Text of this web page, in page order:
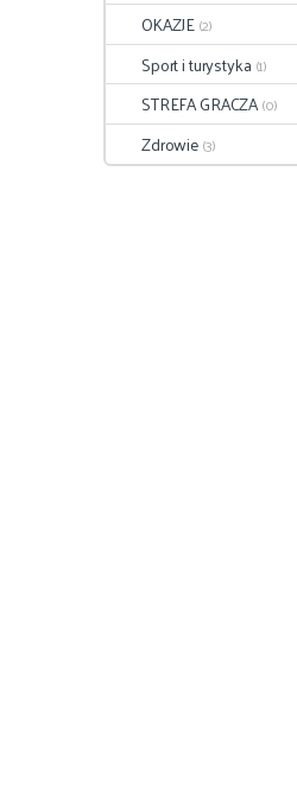
OKAZJE(2)
Sport i turystyka (1)
STREFA GRACZA(0)
Zdrowie(3)